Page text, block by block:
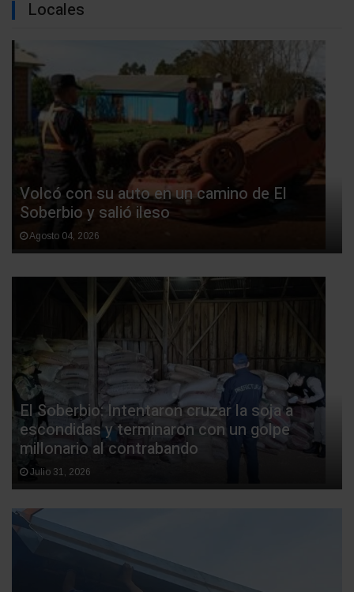
Locales
Volcó con su auto en un camino de El
Soberbio y salió ileso
Agosto 04, 2026
El Soberbio: Intentaron cruzar la soja a
escondidas y terminaron con un golpe
millonario al contrabando
Julio 31, 2026